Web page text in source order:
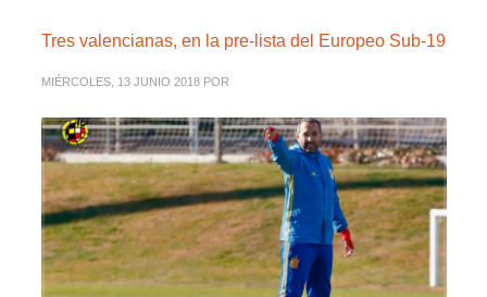
Tres valencianas, en la pre-lista del Europeo Sub-19
MIÉRCOLES, 13 JUNIO 2018 POR